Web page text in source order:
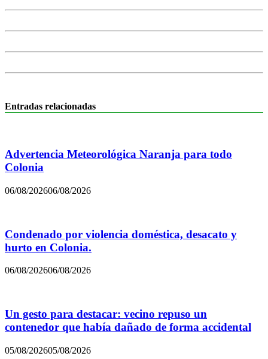
Entradas relacionadas
Advertencia Meteorológica Naranja para todo
Colonia
06/08/202606/08/2026
Condenado por violencia doméstica, desacato y
hurto en Colonia.
06/08/202606/08/2026
Un gesto para destacar: vecino repuso un
contenedor que había dañado de forma accidental
05/08/202605/08/2026